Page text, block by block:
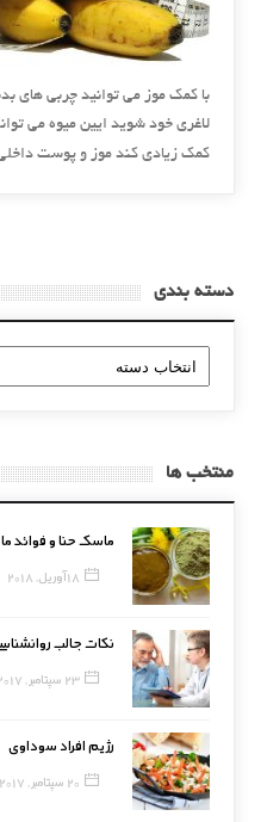
با کمک موز می توانید چربی های
لاغری خود شوید ایین میوه می
کمک زیادی کند موز و پوست
دسته بندی
دسته
بندی
منتخب ها
ماسک حنا و فوائد
18 آوریل, 2018
نکات جالب
23 سپتامبر, 2017
رژیم افراد سوداوی
20 سپتامبر, 2017